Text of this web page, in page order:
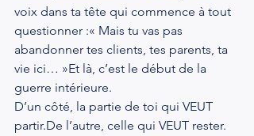
voix dans ta tête qui commence à tout
questionner :« Mais tu vas pas
abandonner tes clients, tes parents, ta
vie ici… »Et là, c’est le début de la
guerre intérieure.
D’un côté, la partie de toi qui VEUT
partir.De l’autre, celle qui VEUT rester.